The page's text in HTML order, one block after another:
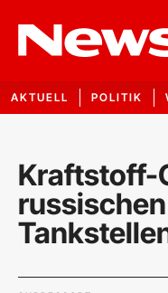
AKTUELL POLITIK
Kraftstoff-